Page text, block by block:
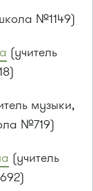
№1149)
(учитель
музыки,
№719)
(учитель